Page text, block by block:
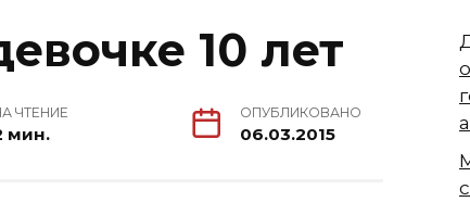
10 лет
ЧТЕНИЕ
мин.
ОПУБЛИКОВАНО
06.03.2015